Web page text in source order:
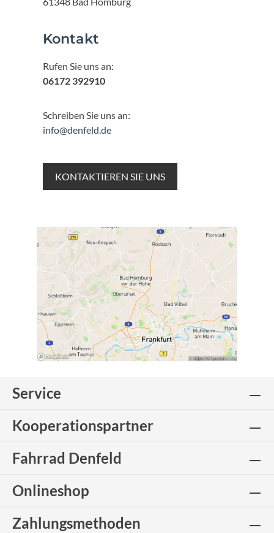
Kontakt
Rufen Sie uns an:
06172 392910
Schreiben Sie uns an:
info@denfeld.de
KONTAKTIEREN SIE UNS
Service
Kooperationspartner
Fahrrad Denfeld
Onlineshop
Zahlungsmethoden